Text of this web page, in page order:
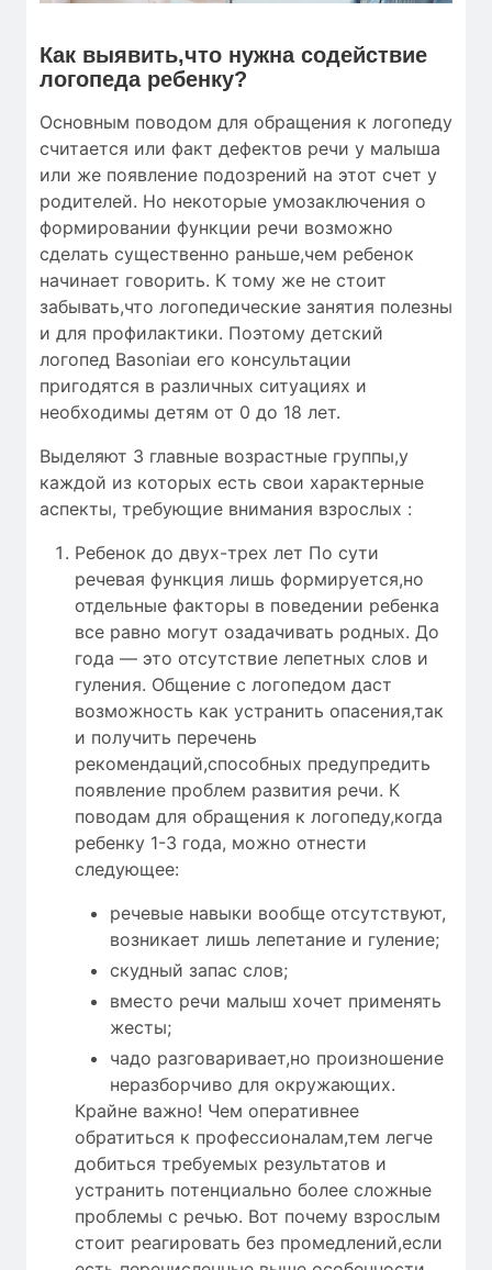
Как выявить,что нужна содействие
логопеда ребенку?
Основным поводом для обращения к логопеду
считается или факт дефектов речи у малыша
или же появление подозрений на этот счет у
родителей. Но некоторые умозаключения о
формировании функции речи возможно
сделать существенно раньше,чем ребенок
начинает говорить. К тому же не стоит
забывать,что логопедические занятия полезны
и для профилактики. Поэтому детский
логопед Basoniaи его консультации
пригодятся в различных ситуациях и
необходимы детям от 0 до 18 лет.
Выделяют 3 главные возрастные группы,у
каждой из которых есть свои характерные
аспекты, требующие внимания взрослых :
Ребенок до двух-трех лет По сути
речевая функция лишь формируется,но
отдельные факторы в поведении ребенка
все равно могут озадачивать родных. До
года — это отсутствие лепетных слов и
гуления. Общение с логопедом даст
возможность как устранить опасения,так
и получить перечень
рекомендаций,способных предупредить
появление проблем развития речи. К
поводам для обращения к логопеду,когда
ребенку 1-3 года, можно отнести
следующее:
речевые навыки вообще отсутствуют,
возникает лишь лепетание и гуление;
скудный запас слов;
вместо речи малыш хочет применять
жесты;
чадо разговаривает,но произношение
неразборчиво для окружающих.
Крайне важно! Чем оперативнее
обратиться к профессионалам,тем легче
добиться требуемых результатов и
устранить потенциально более сложные
проблемы с речью. Вот почему взрослым
стоит реагировать без промедлений,если